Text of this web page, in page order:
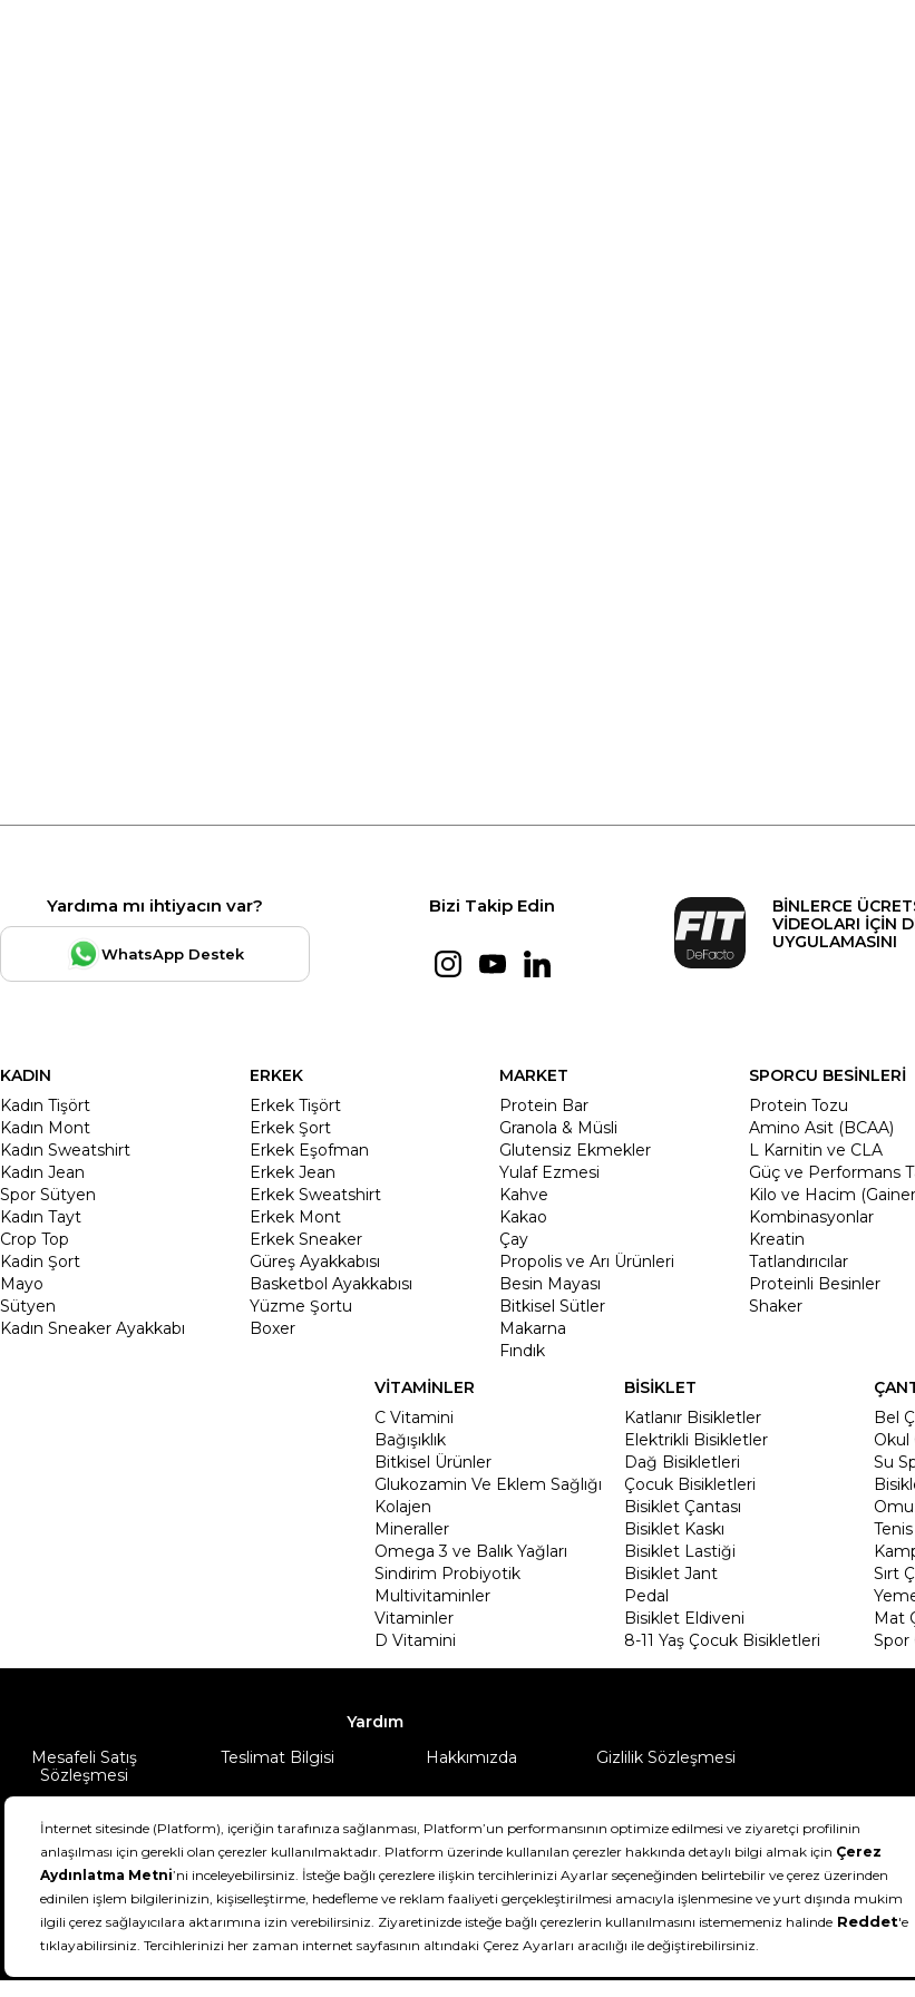
Yardıma mı ihtiyacın var?
WhatsApp Destek
Bizi Takip Edin
BİNLERCE
VİDEOLARI İÇİN
UYGULAMASINI
KADIN
Kadın Tişört
Kadın Mont
Kadın Sweatshirt
Kadın Jean
Spor Sütyen
Kadın Tayt
Crop Top
Kadin Şort
Mayo
Sütyen
Kadın Sneaker Ayakkabı
ERKEK
Erkek Tişört
Erkek Şort
Erkek Eşofman
Erkek Jean
Erkek Sweatshirt
Erkek Mont
Erkek Sneaker
Güreş Ayakkabısı
Basketbol Ayakkabısı
Yüzme Şortu
Boxer
MARKET
Protein Bar
Granola & Müsli
Glutensiz Ekmekler
Yulaf Ezmesi
Kahve
Kakao
Çay
Propolis ve Arı Ürünleri
Besin Mayası
Bitkisel Sütler
Makarna
Fındık
SPORCU BESİNLERİ
Protein Tozu
Amino Asit (BCAA)
L Karnitin ve CLA
Güç ve Performans
Kilo ve Hacim
Kombinasyonlar
Kreatin
Tatlandırıcılar
Proteinli Besinler
Shaker
VİTAMİNLER
C Vitamini
Bağışıklık
Bitkisel Ürünler
Glukozamin Ve Eklem Sağlığı
Kolajen
Mineraller
Omega 3 ve Balık Yağları
Sindirim Probiyotik
Multivitaminler
Vitaminler
D Vitamini
BİSİKLET
Katlanır Bisikletler
Elektrikli Bisikletler
Dağ Bisikletleri
Çocuk Bisikletleri
Bisiklet Çantası
Bisiklet Kaskı
Bisiklet Lastiği
Bisiklet Jant
Pedal
Bisiklet Eldiveni
8-11 Yaş Çocuk Bisikletleri
Bel
Okul
Su
Sırt
Mat
Spor
Yardım
Mesafeli Satış
Sözleşmesi
Teslimat Bilgisi Hakkımızda Gizlilik Sözleşmesi
DeFactoFIT ©️ 2022-2026. Tüm hakları saklıdır.